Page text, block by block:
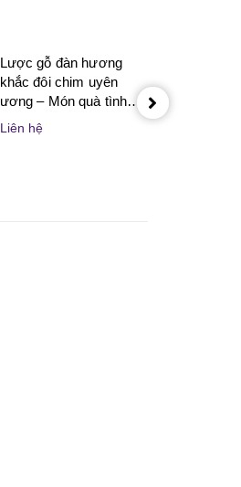
Lược gỗ đàn hương
khắc đôi chim uyên
ương – Món quà tình
yêu tinh tế dành cho
người yêu và vợ chồng
Liên hệ